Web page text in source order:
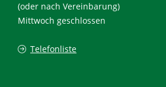
(oder nach Vereinbarung)
Mittwoch geschlossen
Telefonliste